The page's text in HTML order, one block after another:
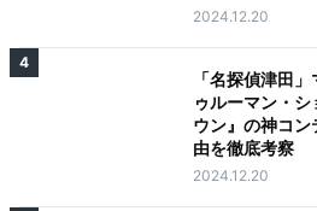
2024.12.20
4
「名探偵津田
ゥルーマン・
ウン』の神コ
由を徹底考察
2024.12.20